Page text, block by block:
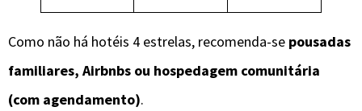
Como não há hotéis 4 estrelas, recomenda-se pousadas
familiares, Airbnbs ou hospedagem comunitária
(com agendamento).